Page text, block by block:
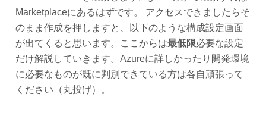
Marketplaceにあるはずです。 アクセスできましたらそ
のまま作成を押しますと、以下のような構成設定画面
が出てくると思います。ここからは最低限必要な設定
だけ解説していきます。Azureに詳しかったり開発環境
に必要なものが既に判別できている方は各自頑張って
ください（丸投げ）。